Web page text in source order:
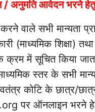
अनुमति आवेदन भरने हेतु
करने वाले सभी मान्यता
शिक्षा) तथा
में सूचित किया जाता
स्तर के सभी
कोटि के छात्र/
पर ऑनलाइन भरने